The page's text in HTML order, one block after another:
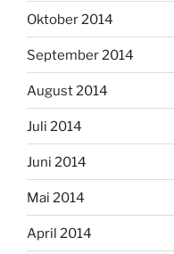
Oktober 2014
September 2014
August 2014
Juli 2014
Juni 2014
Mai 2014
April 2014